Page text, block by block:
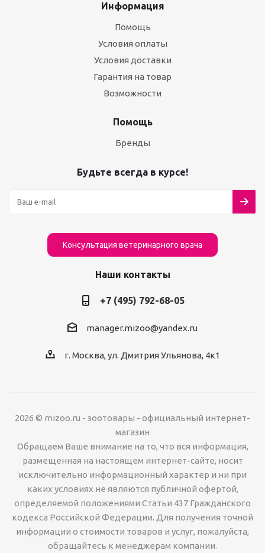
Информация
Помощь
Условия оплаты
Условия доставки
Гарантия на товар
Возможности
Помощь
Бренды
Будьте всегда в курсе!
Консультация ветеринарного врача
Наши контакты
+7 (495) 792-68-05
manager.mizoo@yandex.ru
г. Москва, ул. Дмитрия Ульянова, 4к1
2026 © mizoo.ru - зоотовары - официальный интернет-
магазин
Обращаем Ваше внимание на то, что вся информация,
размещенная на настоящем интернет-сайте, носит
исключительно информационный характер и ни при
каких условиях не являются публичной офертой,
определяемой положениями Статьи 437 Гражданского
кодекса Российской Федерации. Для получения точной
информации о стоимости товаров и услуг, пожалуйста,
обращайтесь к менеджерам компании.